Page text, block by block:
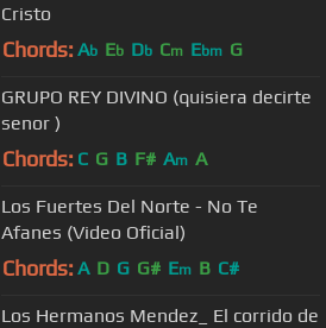
Cristo
Chords: Ab Eb Db Cm Ebm G
GRUPO REY DIVINO (quisiera decirte
senor )
Chords: C G B F# Am A
Los Fuertes Del Norte - No Te
Afanes (Video Oficial)
Chords: A D G G# Em B C#
Los Hermanos Mendez_ El corrido de